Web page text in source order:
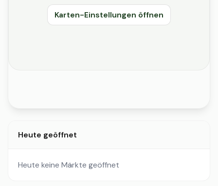
Karten-Einstellungen öffnen
Heute geöffnet
Heute keine Märkte geöffnet